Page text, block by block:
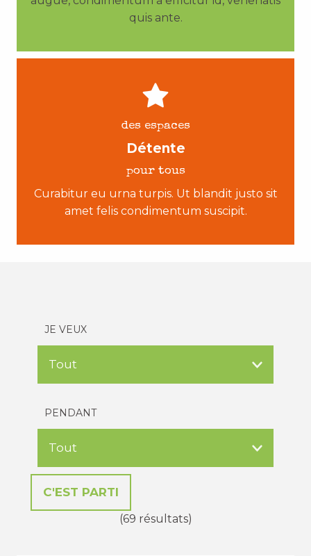
quis ante.
des espaces
Détente
pour tous
Curabitur eu urna turpis. Ut blandit justo sit
amet felis condimentum suscipit.
JE VEUX
PENDANT
(69 résultats)